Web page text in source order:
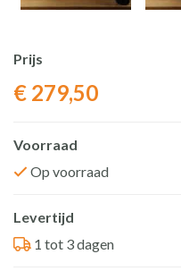
Prijs
€ 279,50
Voorraad
Op voorraad
Levertijd
1 tot 3 dagen